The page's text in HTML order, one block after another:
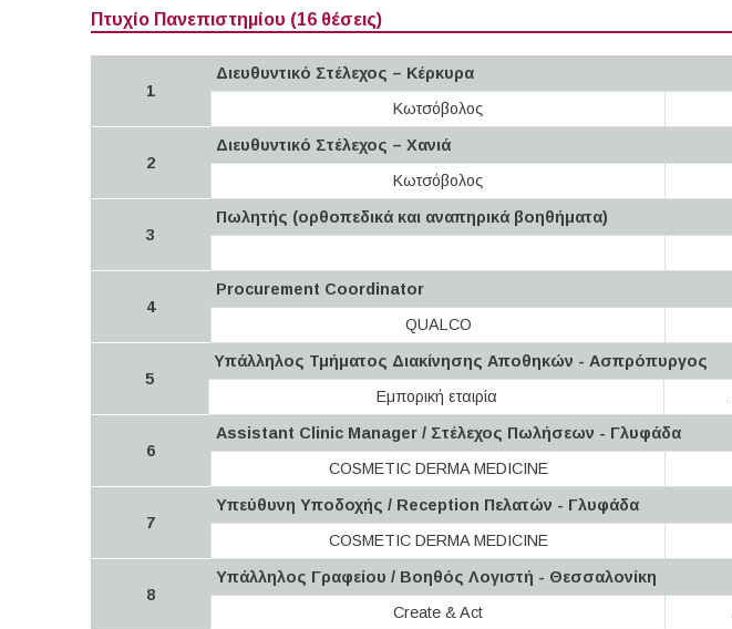
Πτυχίο Πανεπιστημίου (16 θέσεις)
1
Διευθυντικό Στέλεχος – Κέρκυρα
Κωτσόβολος
2
Διευθυντικό Στέλεχος – Χανιά
Κωτσόβολος
3
Πωλητής (ορθοπεδικά και αναπηρικά βοηθήματα)
4
Procurement Coordinator
QUALCO
5
Υπάλληλος Τμήματος Διακίνησης Αποθηκών - Ασπρόπυργος
Εμπορική εταιρία
6
Assistant Clinic Manager / Στέλεχος Πωλήσεων - Γλυφάδα
COSMETIC DERMA MEDICINE
7
Υπεύθυνη Υποδοχής / Reception Πελατών - Γλυφάδα
COSMETIC DERMA MEDICINE
8
Υπάλληλος Γραφείου / Βοηθός Λογιστή - Θεσσαλονίκη
Create & Act